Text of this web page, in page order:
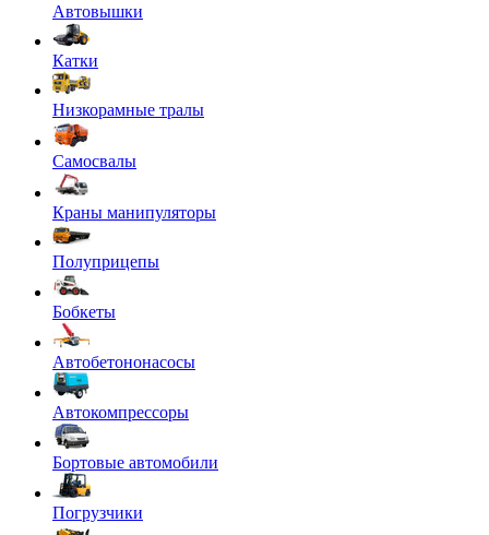
Автовышки
Катки
Низкорамные тралы
Самосвалы
Краны манипуляторы
Полуприцепы
Бобкеты
Автобетононасосы
Автокомпрессоры
Бортовые автомобили
Погрузчики